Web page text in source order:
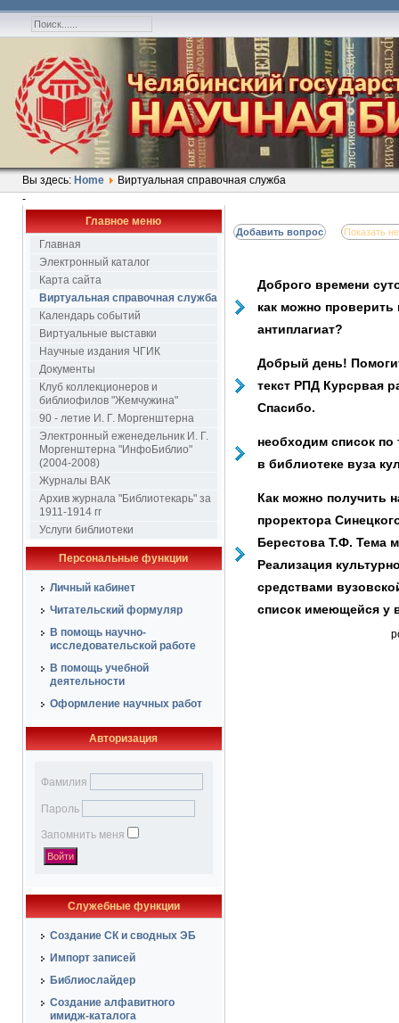
Вы здесь: Home
Виртуальная справочная служба
-
Главное меню
Главная
Электронный каталог
Карта сайта
Виртуальная справочная служба
Календарь событий
Виртуальные выставки
Научные издания ЧГИК
Документы
Клуб коллекционеров и
библиофилов "Жемчужина"
90 - летие И. Г. Моргенштерна
Электронный еженедельник И. Г.
Моргенштерна "ИнфоБиблио"
(2004-2008)
Журналы ВАК
Архив журнала "Библиотекарь" за
1911-1914 гг
Услуги библиотеки
Персональные функции
Личный кабинет
Читательский формуляр
В помощь научно-
исследовательской работе
В помощь учебной
деятельности
Оформление научных работ
Авторизация
Фамилия
Пароль
Запомнить меня
Служебные функции
Создание СК и сводных ЭБ
Импорт записей
Библиослайдер
Создание алфавитного
имидж-каталога
Добавить вопрос Показать
Доброго времени
как можно
антиплагиат?
Добрый день!
текст РПД Курсрвая
Спасибо.
необходим список по
в библиотеке вуза
Как можно получить
проректора
Берестова Т.Ф. Тема
Реализация
средствами
список имеющейся у